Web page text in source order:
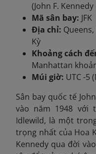
(John F.
Mã sân bay: JFK
Địa chỉ:
Kỳ
Khoảng cách
Manhattan
Múi giờ: UTC -5
Sân bay quốc tế
vào năm 1948 với
Idlewild, là một
trọng nhất của Hoa
Kennedy qua đời